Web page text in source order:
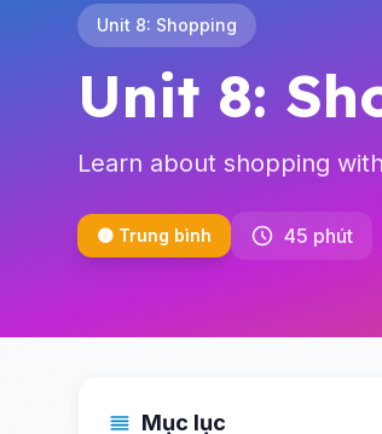
Unit 8: Shopping
Unit 8:
Learn about shopping
🟡 Trung bình 45 phút
Mục lục